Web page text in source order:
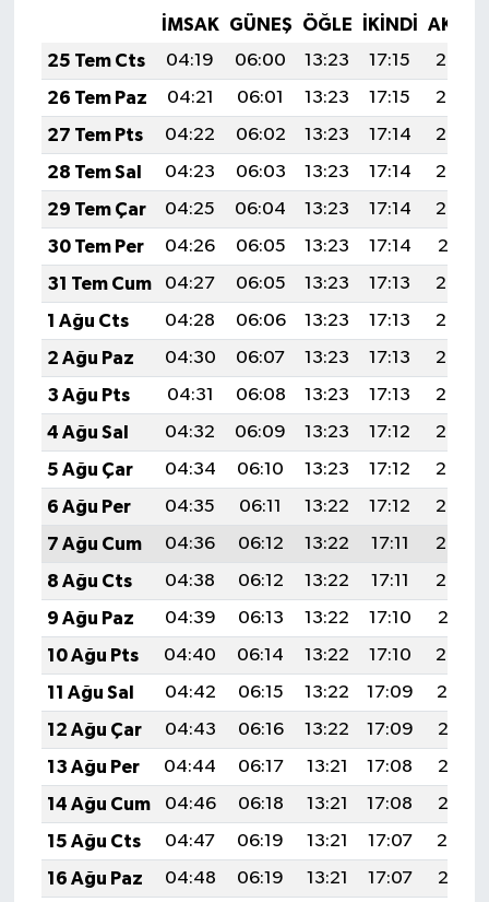
İMSAK GÜNEŞ ÖĞLE İKINDI
25 Tem Cts
04:19 06:00 13:23 17:15
20:36
26 Tem Paz
04:21 06:01 13:23 17:15
20:35
27 Tem Pts
04:22 06:02 13:23 17:14
20:34
28 Tem Sal
04:23 06:03 13:23 17:14
20:33
29 Tem Çar
04:25 06:04 13:23 17:14
20:32
30 Tem Per
04:26 06:05 13:23 17:14
20:31
31 Tem Cum
04:27 06:05 13:23 17:13
20:30
1 Ağu Cts
04:28 06:06 13:23 17:13
20:29
2 Ağu Paz
04:30 06:07 13:23 17:13
20:28
3 Ağu Pts
04:31 06:08 13:23 17:13
20:27
4 Ağu Sal
04:32 06:09 13:23 17:12
20:26
5 Ağu Çar
04:34 06:10 13:23 17:12
20:25
6 Ağu Per
04:35 06:11 13:22 17:12
20:24
7 Ağu Cum
04:36 06:12 13:22 17:11
20:23
8 Ağu Cts
04:38 06:12 13:22 17:11
20:22
9 Ağu Paz
04:39 06:13 13:22 17:10
20:21
10 Ağu Pts
04:40 06:14 13:22 17:10
20:20
11 Ağu Sal
04:42 06:15 13:22 17:09
20:19
12 Ağu Çar
04:43 06:16 13:22 17:09
20:17
13 Ağu Per
04:44 06:17 13:21 17:08
20:16
14 Ağu Cum
04:46 06:18 13:21 17:08
20:15
15 Ağu Cts
04:47 06:19 13:21 17:07
20:14
16 Ağu Paz
04:48 06:19 13:21 17:07
20:12